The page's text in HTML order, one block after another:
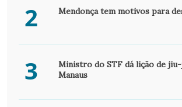
2 Mendonça tem motivos para
3
Ministro do STF dá lição de
Manaus